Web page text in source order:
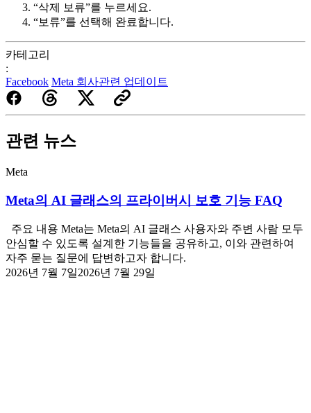
“삭제 보류”를 누르세요.
“보류”를 선택해 완료합니다.
카테고리
:
Facebook Meta 회사관련 업데이트
관련 뉴스
Meta
Meta의 AI 글래스의 프라이버시 보호 기능 FAQ
주요 내용 Meta는 Meta의 AI 글래스 사용자와 주변 사람 모두
안심할 수 있도록 설계한 기능들을 공유하고, 이와 관련하여
자주 묻는 질문에 답변하고자 합니다.
2026년 7월 7일2026년 7월 29일